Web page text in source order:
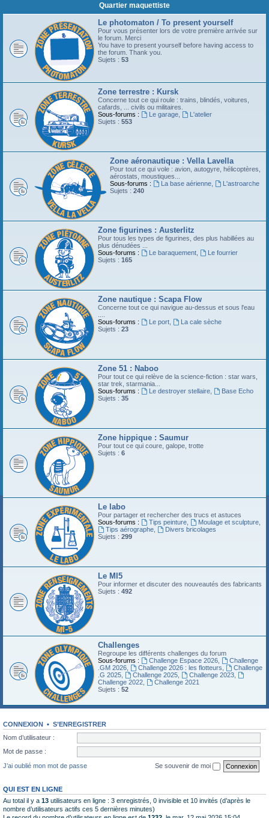
Quartier maquettiste
Le photomaton / To present yourself
Pour vous présenter lors de votre première arrivée sur
le forum. Merci
You have to present yourself before having access to
the forum. Thank you.
Sujets : 53
Zone terrestre : Kursk
Concerne tout ce qui roule : trains, blindés, voitures,
cafards, ... civils ou militaires.
Sous-forums :
Le garage,
L'atelier
Sujets : 553
Zone aéronautique : Vella Lavella
Pour tout ce qui vole : avion, autogyre, hélicoptères,
aérostats, moustiques...
Sous-forums :
La base aérienne,
L'astroarche
Sujets : 240
Zone figurines : Austerlitz
Pour tous les types de figurines, des plus habillées au
plus dénudées ...
Sous-forums :
Le baraquement,
Le fourrier
Sujets : 165
Zone nautique : Scapa Flow
Concerne tout ce qui navigue au-dessus et sous l'eau
Sous-forums :
Le port,
La cale sèche
Sujets : 23
Zone 51 : Naboo
Pour tout ce qui relève de la science-fiction : star wars,
star trek, starmania...
Sous-forums :
Le destroyer stellaire,
Base Echo
Sujets : 35
Zone hippique : Saumur
Pour tout ce qui coure, galope, trotte
Sujets : 6
Le labo
Pour partager et rechercher des trucs et astuces
Sous-forums :
Tips peinture, Moulage et sculpture,
Tips aérographe,
Divers bricolages
Sujets : 299
Le MI5
Pour informer et discuter des nouveautés des fabricants
Sujets : 492
Challenges
Regroupe les différents challenges du forum
Sous-forums :
Challenge Espace 2026,
Challenge
.GM 2026
Challenge 2026 : les flotteurs
Challenge
.G 2025
Challenge 2025, Challenge 2023,
Challenge 2022
Challenge 2021
Sujets : 52
CONNEXION • S’ENREGISTRER
Nom d’utilisateur :
Mot de passe :
J’ai oublié mon mot de passe
Se souvenir de moi
QUI EST EN LIGNE
Au total il y a 13 utilisateurs en ligne : 3 enregistrés, 0 invisible et 10 invités (d’après le
nombre d’utilisateurs actifs ces 5 dernières minutes)